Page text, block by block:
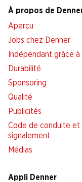
À propos de
Aperçu
Jobs chez Denner
Indépendant grâce à
Durabilité
Sponsoring
Qualité
Publicités
Code de conduite et
signalement
Médias
Appli Denner